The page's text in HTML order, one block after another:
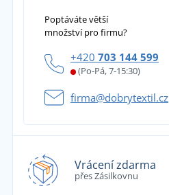
Poptáváte větší
množství pro firmu?
+420 703 144 599
(Po-Pá, 7-15:30)
firma@dobrytextil.cz
Vrácení zdarma
přes Zásilkovnu